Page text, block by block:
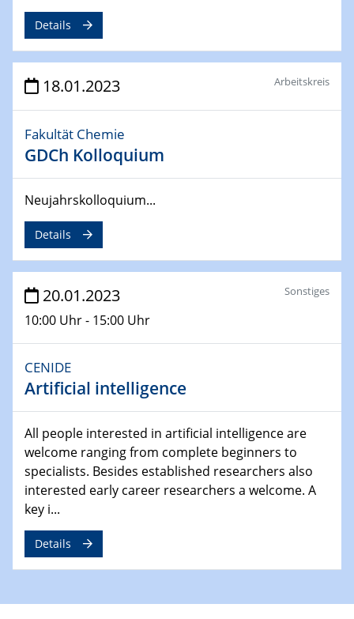
Klimaschutz und Nachhaltigkeit in der Kunstmuseums-
und Ausstellungspolitik
08.05.2023 - 12.05.2023
Defects in Two-dimensional Materials
750. WE-Heraeus-Seminar
11.05.2023
Ringvorlesung
Ruhrgebiet
17.05.2023
UDE Thema "Sicherheitsaspekte beim
Ausblasen von Wasserstoff in die
Atmosphäre"
Lehrstuhl für Strömungsmechanik und Simulation
reaktiver Strömungen
22.05.2023 - 24.05.2023
Pint of Science Duisburg
23.05.2023 - 24.05.2023
10. NRW Nano-Konferenz
25.05.2023
Ringvorlesung
Ich wandle mich! … wohin und wieso? Lernen und
Bildung als Transformation
25.05.2023
Details
18.01.2023 Arbeitskreis
Fakultät Chemie
GDCh Kolloquium
Neujahrskolloquium...
Details
20.01.2023
10:00 Uhr - 15:00 Uhr
Sonstiges
CENIDE
Artificial intelligence
All people interested in artificial intelligence are
welcome ranging from complete beginners to
specialists. Besides established researchers also
interested early career researchers a welcome. A
key i...
Details